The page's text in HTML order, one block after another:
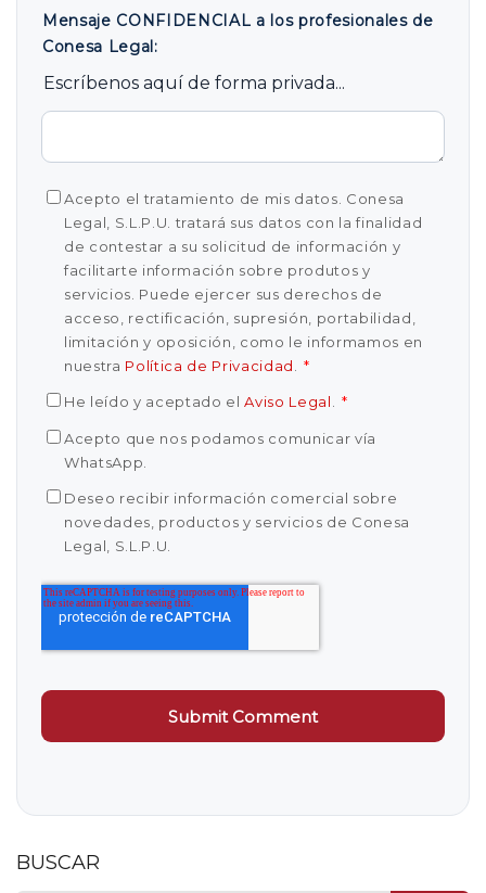
Mensaje CONFIDENCIAL a los profesionales de
Conesa Legal:
Escríbenos aquí de forma privada...
Acepto el tratamiento de mis datos. Conesa
Legal, S.L.P.U. tratará sus datos con la finalidad
de contestar a su solicitud de información y
facilitarte información sobre produtos y
servicios. Puede ejercer sus derechos de
acceso, rectificación, supresión, portabilidad,
limitación y oposición, como le informamos en
nuestra Política de Privacidad *
He leído y aceptado elAviso Legal *
Acepto que nos podamos comunicar vía
WhatsApp.
Deseo recibir información comercial sobre
novedades, productos y servicios de Conesa
Legal, S.L.P.U.
BUSCAR